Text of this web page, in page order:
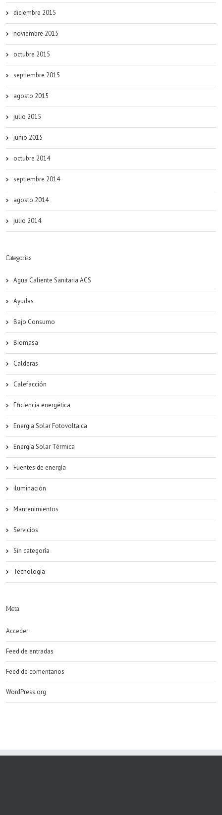
diciembre 2015
noviembre 2015
octubre 2015
septiembre 2015
agosto 2015
julio 2015
junio 2015
octubre 2014
septiembre 2014
agosto 2014
julio 2014
Categorías
Agua Caliente Sanitaria ACS
Ayudas
Bajo Consumo
Biomasa
Calderas
Calefacción
Eficiencia energética
Energia Solar Fotovoltaica
Energía Solar Térmica
Fuentes de energía
iluminación
Mantenimientos
Servicios
Sin categoría
Tecnología
Meta
Acceder
Feed de entradas
Feed de comentarios
WordPress.org